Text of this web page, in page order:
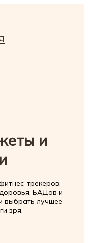
и
трекеров,
БАДов и
выбрать лучшее
зря.